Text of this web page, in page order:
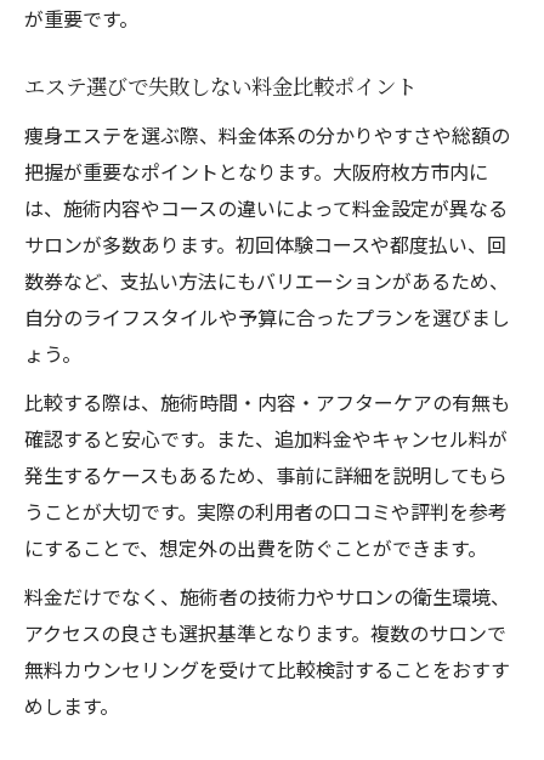
が重要です。
エステ選びで失敗しない料金比較ポイント
痩身エステを選ぶ際、料金体系の分かりやすさや総額の
把握が重要なポイントとなります。大阪府枚方市内に
は、施術内容やコースの違いによって料金設定が異なる
サロンが多数あります。初回体験コースや都度払い、回
数券など、支払い方法にもバリエーションがあるため、
自分のライフスタイルや予算に合ったプランを選びまし
ょう。
比較する際は、施術時間・内容・アフターケアの有無も
確認すると安心です。また、追加料金やキャンセル料が
発生するケースもあるため、事前に詳細を説明してもら
うことが大切です。実際の利用者の口コミや評判を参考
にすることで、想定外の出費を防ぐことができます。
料金だけでなく、施術者の技術力やサロンの衛生環境、
アクセスの良さも選択基準となります。複数のサロンで
無料カウンセリングを受けて比較検討することをおすす
めします。